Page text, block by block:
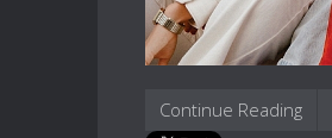
Continue Reading